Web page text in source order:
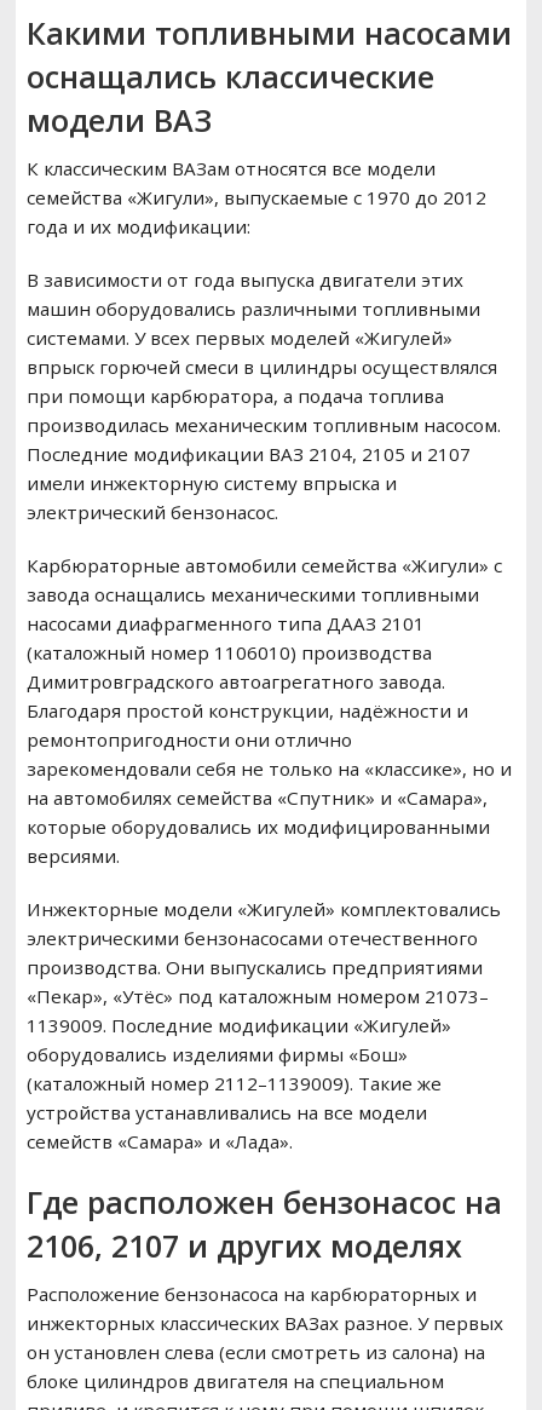
Какими топливными насосами
оснащались классические
модели ВАЗ
К классическим ВАЗам относятся все модели
семейства «Жигули», выпускаемые с 1970 до 2012
года и их модификации:
В зависимости от года выпуска двигатели этих
машин оборудовались различными топливными
системами. У всех первых моделей «Жигулей»
впрыск горючей смеси в цилиндры осуществлялся
при помощи карбюратора, а подача топлива
производилась механическим топливным насосом.
Последние модификации ВАЗ 2104, 2105 и 2107
имели инжекторную систему впрыска и
электрический бензонасос.
Карбюраторные автомобили семейства «Жигули» с
завода оснащались механическими топливными
насосами диафрагменного типа ДААЗ 2101
(каталожный номер 1106010) производства
Димитровградского автоагрегатного завода.
Благодаря простой конструкции, надёжности и
ремонтопригодности они отлично
зарекомендовали себя не только на «классике», но и
на автомобилях семейства «Спутник» и «Самара»,
которые оборудовались их модифицированными
версиями.
Инжекторные модели «Жигулей» комплектовались
электрическими бензонасосами отечественного
производства. Они выпускались предприятиями
«Пекар», «Утёс» под каталожным номером 21073–
1139009. Последние модификации «Жигулей»
оборудовались изделиями фирмы «Бош»
(каталожный номер 2112–1139009). Такие же
устройства устанавливались на все модели
семейств «Самара» и «Лада».
Где расположен бензонасос на
2106, 2107 и других моделях
Расположение бензонасоса на карбюраторных и
инжекторных классических ВАЗах разное. У первых
он установлен слева (если смотреть из салона) на
блоке цилиндров двигателя на специальном